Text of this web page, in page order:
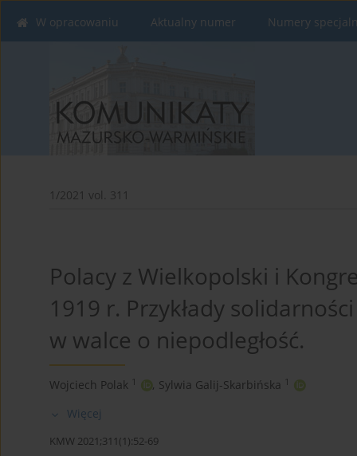
W opracowaniu Aktualny numer Numery
1/2021 vol. 311
Polacy z Wielkopolski i
1919 r. Przykłady
w walce o niepodległość.
Wojciech Polak 1 , Sylwia Galij-Skarbińska 1
Więcej
KMW 2021;311(1):52-69